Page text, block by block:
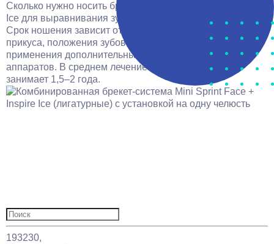
Сколько нужно носить брекеты Mini-Sprint Face + Inspire
Ice для выравнивания зубов?
Срок ношения зависит от ситуации: особенностей
прикуса, положения зубов, необходимости удаления и
применения дополнительных ортодонтических
аппаратов. В среднем лечение на брекет-системе
занимает 1,5–2 года.
Найти:
193230,